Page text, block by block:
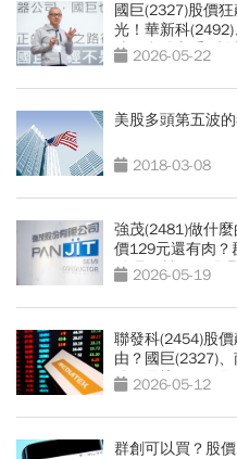
國巨(2327)股價
光！華新科
噴？台股老手3劇
2026-05-22
美股多頭第五波
2018-03-08
強茂(2481)做什
價129元還有肉？
鎖碼11檔黑馬股曝
2026-05-19
聯發科(2454)股
由？國巨(2327)
股，最快2個月發酵
2026-05-12
群創可以買？股